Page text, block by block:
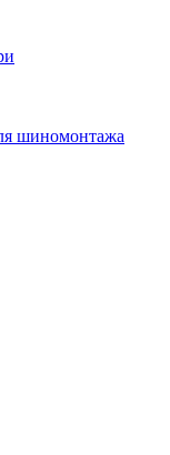
шиномонтажа